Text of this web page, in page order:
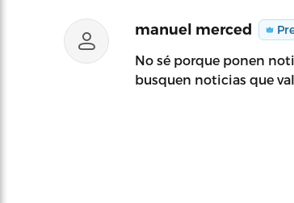
manuel merced
No sé porque ponen
busquen noticias que